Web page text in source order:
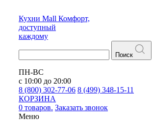
Кухни Mall Комфорт,
доступный
каждому
Поиск
ПН-ВС
с 10:00 до 20:00
8 (800) 302-77-06 8 (499) 348-15-11
КОРЗИНА
0 товаров. Заказать звонок
Меню